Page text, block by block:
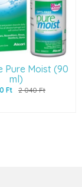
Moist (90
ml)
2 040 Ft